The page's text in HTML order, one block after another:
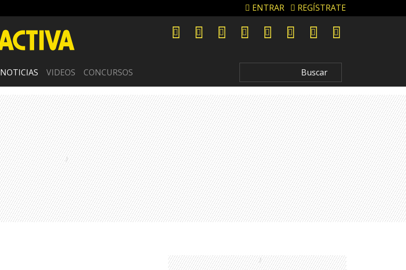
ENTRAR REGÍSTRATE
NOTICIAS VIDEOS CONCURSOS